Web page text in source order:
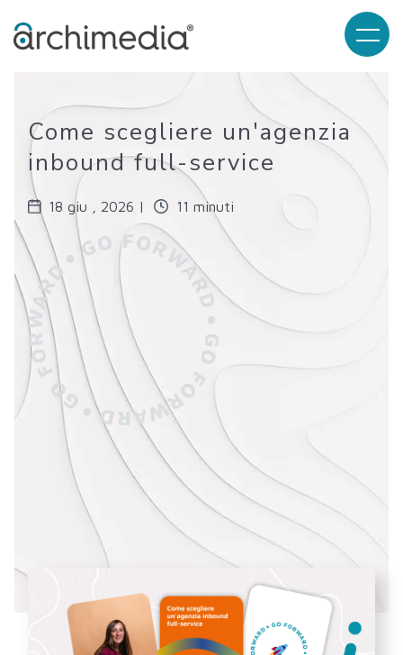
Come scegliere un'agenzia
inbound full-service
18 giu , 2026 | 11 minuti